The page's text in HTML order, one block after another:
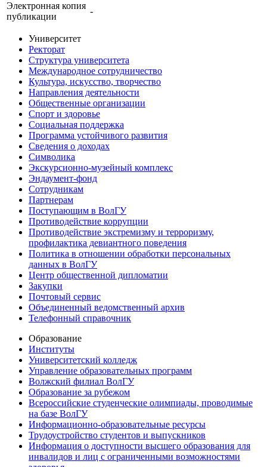
Электронная копия
публикации
-
Университет
Ректорат
Структура университета
Международное сотрудничество
Культура, искусство, творчество
Направления деятельности
Общественные организации
Спорт и здоровье
Социальная поддержка
Программа устойчивого развития
Сведения о доходах
Символика
Экскурсионно-музейный комплекс
Эндаумент-фонд
Сотрудникам
Партнерам
Поступающим в ВолГУ
Противодействие коррупции
Противодействие экстремизму и терроризму,
профилактика девиантного поведения
Политика в отношении обработки персональных
данных в ВолГУ
Центр общественной дипломатии
Закупки
Почтовый сервис
Объединенный ведомственный архив
Телефонный справочник
Образование
Институты
Университетский колледж
Управление образовательных программ
Волжский филиал ВолГУ
Образование за рубежом
Всероссийские студенческие олимпиады, проводимые
на базе ВолГУ
Информационно-образовательные ресурсы
Трудоустройство студентов и выпускников
Информация о доступности высшего образования для
инвалидов и лиц с ограниченными возможностями